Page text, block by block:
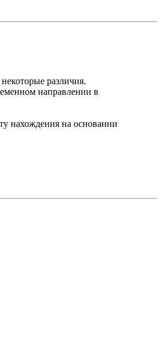
различия.
направлении в
нахождения на основании